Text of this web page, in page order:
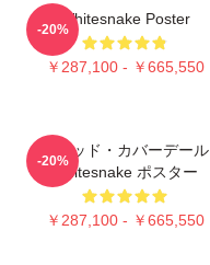
Whitesnake Poster
￥287,100 - ￥665,550
-20%
デビッド・カバーデール
Whitesnake ポスター
￥287,100 - ￥665,550
-20%